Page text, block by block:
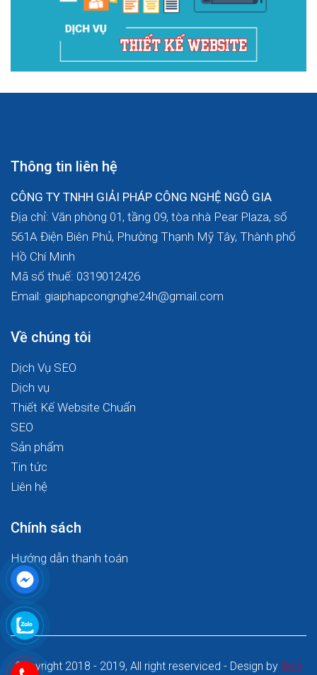
Thông tin liên hệ
CÔNG TY TNHH GIẢI PHÁP CÔNG NGHỆ NGÔ GIA
Địa chỉ: Văn phòng 01, tầng 09, tòa nhà Pear Plaza, số
561A Điện Biên Phủ, Phường Thạnh Mỹ Tây, Thành phố
Hồ Chí Minh
Mã số thuế: 0319012426
Email: giaiphapcongnghe24h@gmail.com
Về chúng tôi
Dịch Vụ SEO
Dịch vụ
Thiết Kế Website Chuẩn
SEO
Sản phẩm
Tin tức
Liên hệ
Chính sách
Hướng dẫn thanh toán
Copyright 2018 - 2019, All right reserviced - Design by Dich